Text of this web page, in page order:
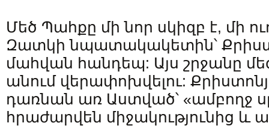
Մեծ Պահքը մի նոր սկիզբ է, մի
Զատկի նպատակակետին՝
մահվան հանդեպ: Այս շրջանը
անում վերափոխվելու:
դառնան առ Աստված՝ «ամբողջ
հրաժարվեն միջակությունից և